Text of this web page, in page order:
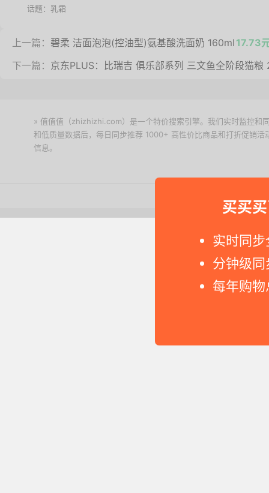
买买
实时同
分钟级
每年购
话题： 乳霜
上一篇： 碧柔 洁面泡泡(控油型)氨基酸洗面奶 160ml 17.73
下一篇： 京东PLUS：比瑞吉 俱乐部系列 三文鱼全阶段猫
» 值值值（zhizhizhi.com）是一个特价搜索引擎。我们实时监控和
和低质量数据后，每日同步推荐 1000+ 高性价比商品和打折促销
信息。